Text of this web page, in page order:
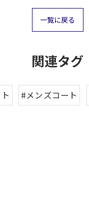
一覧に戻る
関連タグ
#メンズコート